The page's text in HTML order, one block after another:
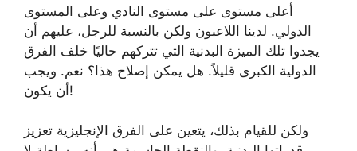
أعلى مستوى على مستوى النادي وعلى المستوى
الدولي. لدينا اللاعبون ولكن بالنسبة للرجل، عليهم أن
يجدوا تلك الميزة البدنية التي تتركهم حاليًا خلف الفرق
الدولية الكبرى قليلاً. هل يمكن إصلاح هذا؟ نعم. ويجب
أن يكون!
ولكن للقيام بذلك، يتعين على الفرق الإنجليزية تعزيز